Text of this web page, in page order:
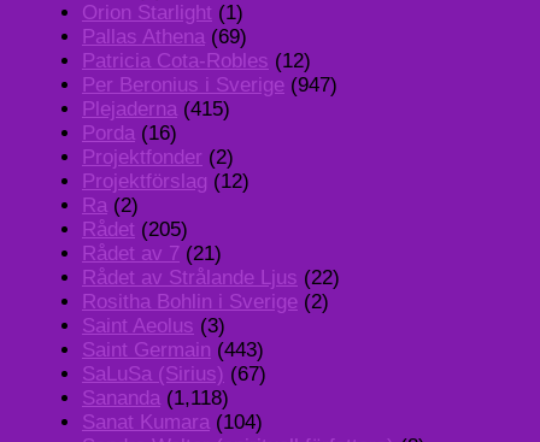
Orion Starlight (1)
Pallas Athena (69)
Patricia Cota-Robles (12)
Per Beronius i Sverige (947)
Plejaderna (415)
Porda (16)
Projektfonder (2)
Projektförslag (12)
Ra (2)
Rådet (205)
Rådet av 7 (21)
Rådet av Strålande Ljus (22)
Rositha Bohlin i Sverige (2)
Saint Aeolus (3)
Saint Germain (443)
SaLuSa (Sirius) (67)
Sananda (1,118)
Sanat Kumara (104)